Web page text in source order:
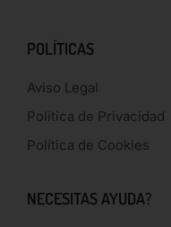
POLÍTICAS
Aviso Legal
Política de Privacidad
Política de Cookies
NECESITAS AYUDA?